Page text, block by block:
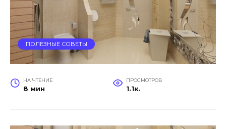
ПОЛЕЗНЫЕ СОВЕТЫ
НА ЧТЕНИЕ
8 мин
ПРОСМОТРОВ
1.1к.